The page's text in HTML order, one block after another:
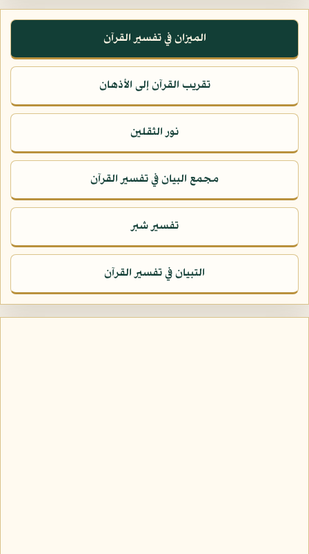
الميزان في تفسير القرآن
تقريب القرآن إلى الأذهان
نور الثقلين
مجمع البيان في تفسير القرآن
تفسير شبر
التبيان في تفسير القرآن